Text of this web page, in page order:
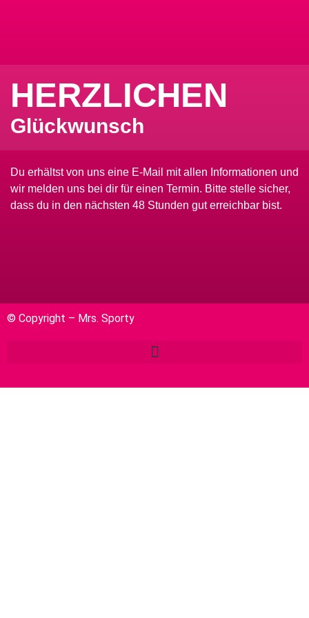
HERZLICHEN
Glückwunsch
Du erhältst von uns eine E-Mail mit allen Informationen und
wir melden uns bei dir für einen Termin. Bitte stelle sicher,
dass du in den nächsten 48 Stunden gut erreichbar bist.
© Copyright – Mrs. Sporty